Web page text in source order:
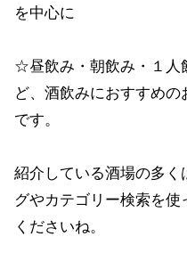
を中心に
☆昼飲み・朝飲み・１人
ど、酒飲みにおすすめ
です。
紹介している酒場の多く
グやカテゴリー検索を
くださいね。